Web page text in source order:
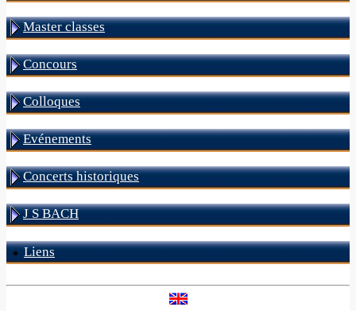
Master classes
Concours
Colloques
Evénements
Concerts historiques
J S BACH
Liens